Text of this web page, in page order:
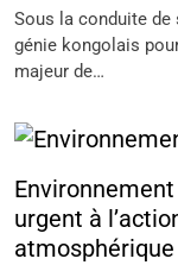
Sous la conduite de
génie kongolais
majeur de…
urgent à
atmosphérique